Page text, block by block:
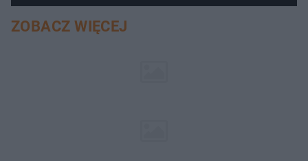
ZOBACZ WIĘCEJ